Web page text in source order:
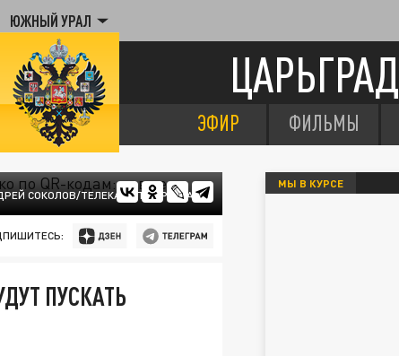
ЮЖНЫЙ УРАЛ
ЦАРЬГРАД
ЭФИР ФИЛЬМЫ
СОКОЛОВ/ТЕЛЕКАНАЛ ЦАРЬГРАД.
ПУСКАТЬ
МЫ В КУРСЕ